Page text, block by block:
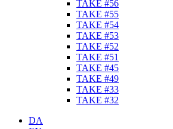
TAKE #56
TAKE #55
TAKE #54
TAKE #53
TAKE #52
TAKE #51
TAKE #45
TAKE #49
TAKE #33
TAKE #32
DA